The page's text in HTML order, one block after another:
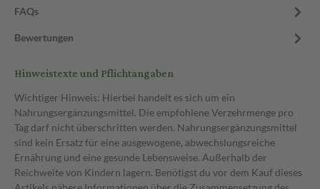
FAQs
Bewertungen
Hinweistexte und Pflichtangaben
Wichtiger Hinweis: Hierbei handelt es sich um ein
Nahrungsergänzungsmittel. Die empfohlene Verzehrmenge pro
Tag darf nicht überschritten werden. Nahrungsergänzungsmittel
sind kein Ersatz für eine ausgewogene, abwechslungsreiche
Ernährung und eine gesunde Lebensweise. Außerhalb der
Reichweite von Kindern lagern. Benötigst du vor dem Kauf dieses